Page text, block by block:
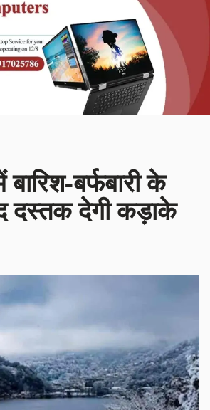
बर्फबारी के
दस्तक देगी कड़ाके